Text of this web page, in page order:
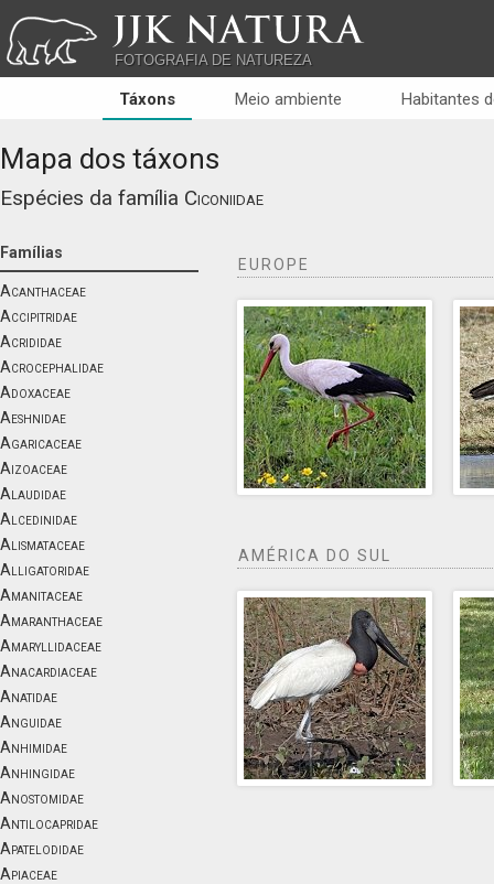
JJK NATURA
FOTOGRAFIA DE NATUREZA
Táxons Meio ambiente Habitantes
Mapa dos táxons
Espécies da família Ciconiidae
Famílias
Acanthaceae
Accipitridae
Acrididae
Acrocephalidae
Adoxaceae
Aeshnidae
Agaricaceae
Aizoaceae
Alaudidae
Alcedinidae
Alismataceae
Alligatoridae
Amanitaceae
Amaranthaceae
Amaryllidaceae
Anacardiaceae
Anatidae
Anguidae
Anhimidae
Anhingidae
Anostomidae
Antilocapridae
Apatelodidae
Apiaceae
EUROPE
AMÉRICA DO SUL